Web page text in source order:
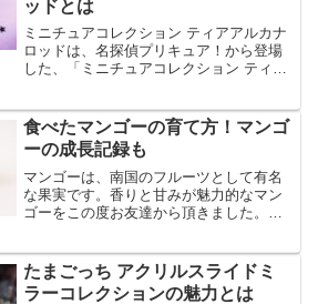
ッドとは
ミニチュアコレクション ティアアルカナ
ロッドは、名探偵プリキュア！から登場
した、「ミニチュアコレクション ティア
ンストーンを使用したアクセサリーアイ
テムです。今回は、...
食べたマンゴーの育て方！マンゴ
ーの成長記録も
マンゴーは、南国のフルーツとして有名
な果実です。香りと甘みが魅力的なマン
ゴーをこの度お友達から頂きました。も
し、育ててみようと思いました。今回
は、食べたマンゴーの育て方...
たまごっち アクリルスライドミ
ラーコレクションの魅力とは